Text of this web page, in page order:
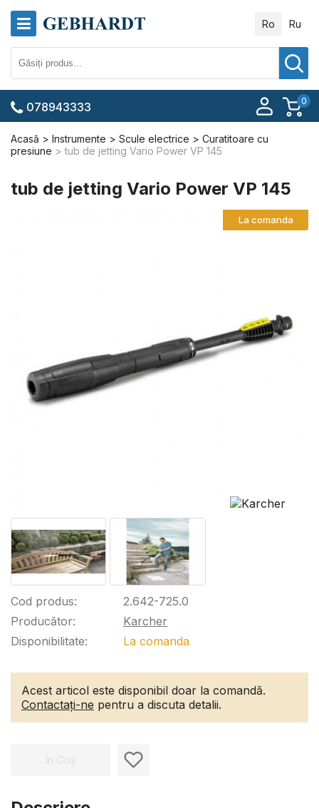
Ro Ru
0
078943333
Acasă Instrumente Scule electrice
Curatitoare cu
presiune
tub de jetting Vario Power VP 145
tub de jetting Vario Power VP 145
La comanda
Cod produs:
Producător:
Disponibilitate:
2.642-725.0
Karcher
La comanda
Acest articol este disponibil doar la comandă.
Contactați-ne pentru a discuta detalii.
În Coș